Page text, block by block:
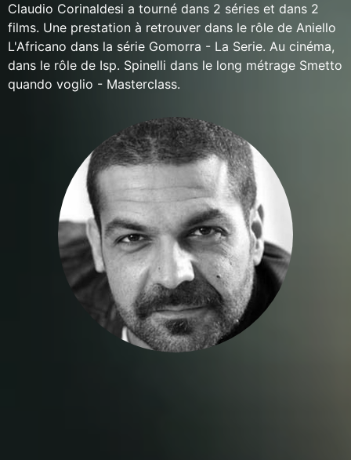
Claudio Corinaldesi a tourné dans 2 séries et dans 2
films. Une prestation à retrouver dans le rôle de Aniello
L'Africano dans la série Gomorra - La Serie. Au cinéma,
dans le rôle de Isp. Spinelli dans le long métrage Smetto
quando voglio - Masterclass.